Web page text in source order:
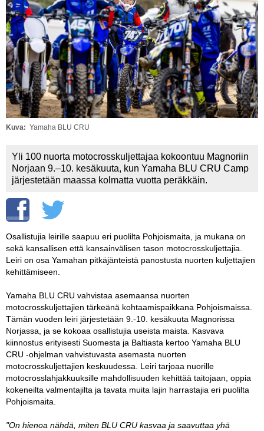
Vaihda salasana
MUUT LAJIT
YLEISTÄ ALALTA
LUE DIGILEHDET
ASIAKASPALVELU JA
OHJEET
YHTEYSTIEDOT
Kuva Yamaha BLU CRU
Yli 100 nuorta motocrosskuljettajaa kokoontuu Magnoriin
Norjaan 9.–10. kesäkuuta, kun Yamaha BLU CRU Camp
järjestetään maassa kolmatta vuotta peräkkäin.
Osallistujia leirille saapuu eri puolilta Pohjoismaita, ja mukana on
sekä kansallisen että kansainvälisen tason motocrosskuljettajia.
Leiri on osa Yamahan pitkäjänteistä panostusta nuorten kuljettajien
kehittämiseen.
Yamaha BLU CRU vahvistaa asemaansa nuorten
motocrosskuljettajien tärkeänä kohtaamispaikkana Pohjoismaissa.
Tämän vuoden leiri järjestetään 9.-10. kesäkuuta Magnorissa
Norjassa, ja se kokoaa osallistujia useista maista. Kasvava
kiinnostus erityisesti Suomesta ja Baltiasta kertoo Yamaha BLU
CRU -ohjelman vahvistuvasta asemasta nuorten
motocrosskuljettajien keskuudessa. Leiri tarjoaa nuorille
motocrosslahjakkuuksille mahdollisuuden kehittää taitojaan, oppia
kokeneilta valmentajilta ja tavata muita lajin harrastajia eri puolilta
Pohjoismaita.
"On hienoa nähdä, miten BLU CRU kasvaa ja saavuttaa yhä